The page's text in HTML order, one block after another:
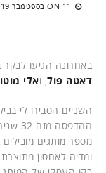
ON 11 בספטמבר 2019
באחרונה הגיעו
דאטה פול, ואלי
השניים הסבירו לי
מספר מותגים
ומדיה לאחסון מתוצרת